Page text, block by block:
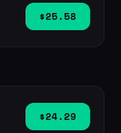
$25.58
$24.29